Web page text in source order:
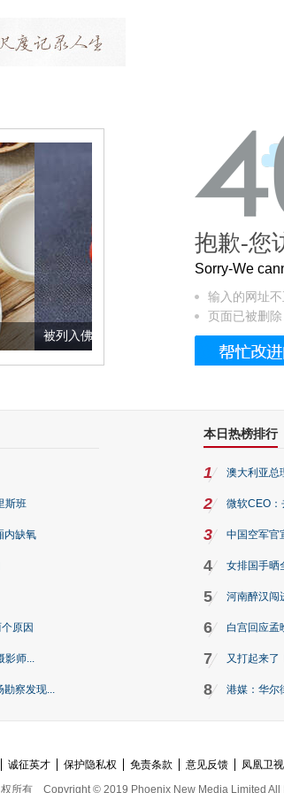
家七宝的它到底有多美？
抱歉-您
Sorry-We
输入的网址
页面已被删除
斯班
内缺氧
原因
影师...
勘察发现...
本日热榜排行
1 澳大利亚总
2 微软CEO：
3 中国空军官
4 女排国手晒
5 河南醉汉闯
6 白宫回应孟
7 又打起来了
8 港媒：华尔
诚征英才 保护隐私权 免责条款 意见反馈 凤凰卫
权所有 Copyright © 2019 Phoenix New Media Limited All